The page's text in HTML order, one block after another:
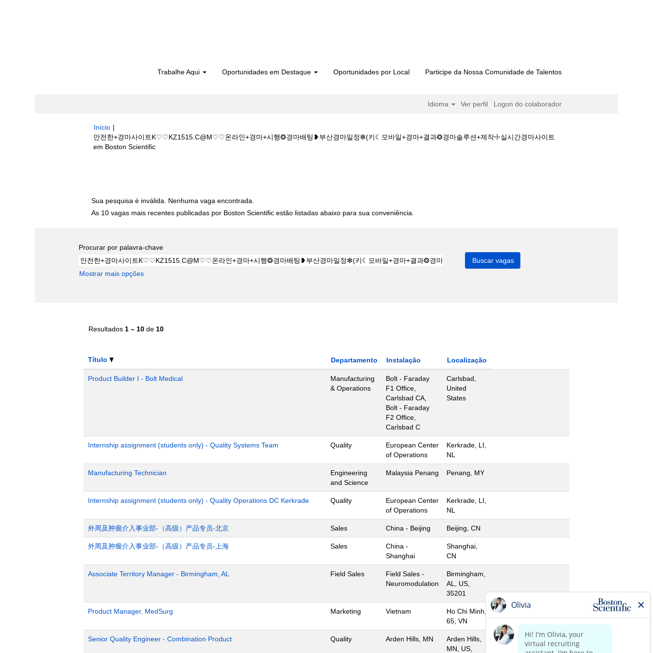
Trabalhe Aqui Oportunidades em Destaque Oportunidades por Local Participe da Nossa Comunidade de Talentos
Idioma Ver perfil Logon do colaborador
Início |
안전한+경마사이트K♡♡KZ1515.C@M♡♡온라인+경마+시행❂경마배팅❥부산경마일정❇(키☾모바일+경마+결과❂경마솔루션+제작☩실시간경마사이트
em Boston Scientific(página
Sua pesquisa é inválida. Nenhuma vaga encontrada.
As 10 vagas mais recentes publicadas por Boston Scientific estão listadas abaixo para sua conveniência.
Procurar por palavra-chave
Mostrar mais opções
Resultados 1 – 10 de 10
Título Departamento Instalação Localização
Product Builder I - Bolt Medical
Manufacturing
& Operations
Bolt - Faraday
F1 Office,
Carlsbad CA,
Bolt - Faraday
F2 Office,
Carlsbad C
Carlsbad,
United
States
Internship assignment (students only) - Quality Systems Team Quality
European Center
of Operations
Kerkrade, LI,
NL
Manufacturing Technician
Engineering
and Science
Malaysia Penang Penang, MY
Internship assignment (students only) - Quality Operations DC Kerkrade Quality
European Center
of Operations
Kerkrade, LI,
NL
外周及肿瘤介入事业部-（高级）产品专员-北京 Sales China - Beijing Beijing, CN
外周及肿瘤介入事业部-（高级）产品专员-上海 Sales
China -
Shanghai
Shanghai,
CN
Associate Territory Manager - Birmingham, AL Field Sales
Field Sales -
Neuromodulation
Birmingham,
AL, US,
35201
Product Manager, MedSurg Marketing Vietnam
Ho Chi Minh,
65, VN
Senior Quality Engineer - Combination Product Quality Arden Hills, MN
Arden Hills,
MN, US,